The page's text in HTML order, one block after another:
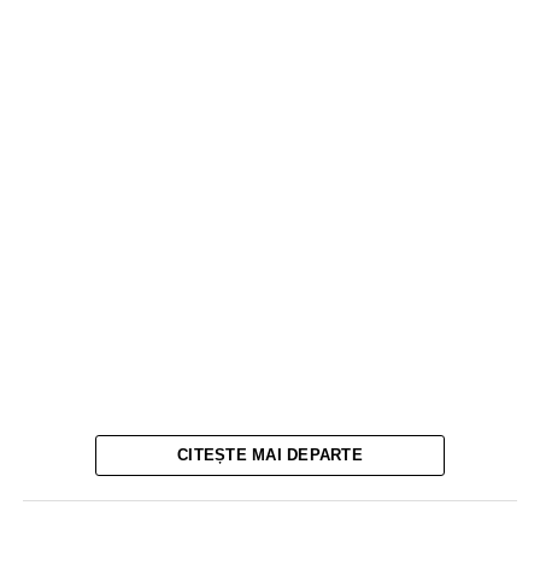
CITEȘTE MAI DEPARTE